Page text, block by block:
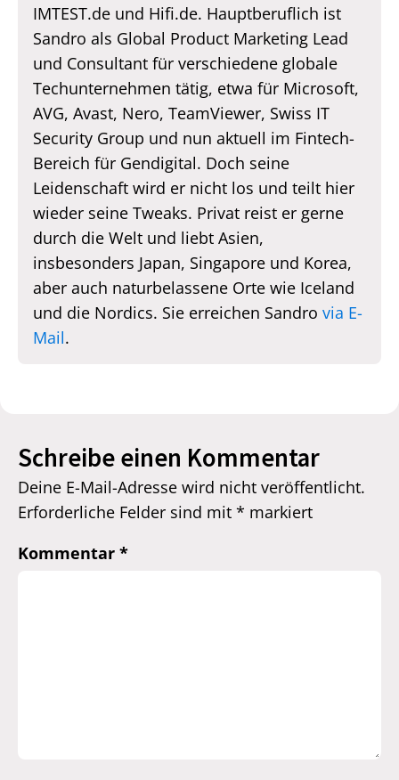
IMTEST.de und Hifi.de. Hauptberuflich ist
Sandro als Global Product Marketing Lead
und Consultant für verschiedene globale
Techunternehmen tätig, etwa für Microsoft,
AVG, Avast, Nero, TeamViewer, Swiss IT
Security Group und nun aktuell im Fintech-
Bereich für Gendigital. Doch seine
Leidenschaft wird er nicht los und teilt hier
wieder seine Tweaks. Privat reist er gerne
durch die Welt und liebt Asien,
insbesonders Japan, Singapore und Korea,
aber auch naturbelassene Orte wie Iceland
und die Nordics. Sie erreichen Sandro via E-
Mail.
Schreibe einen Kommentar
Deine E-Mail-Adresse wird nicht veröffentlicht.
Erforderliche Felder sind mit * markiert
Kommentar *